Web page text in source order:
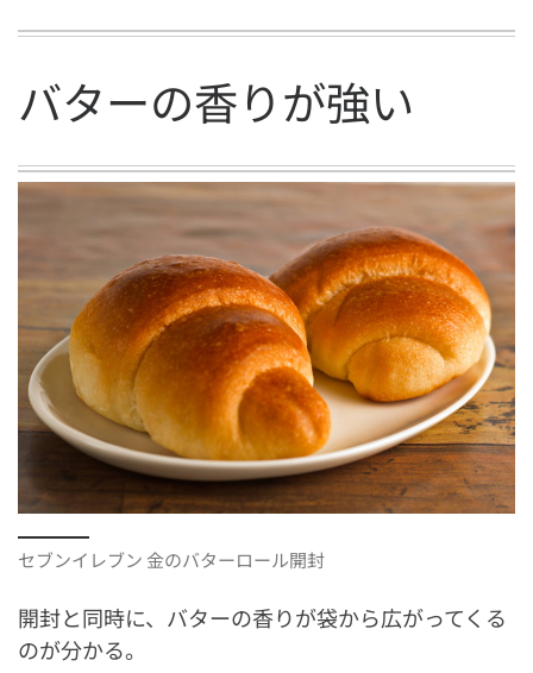
バターの香りが強い
セブンイレブン 金のバターロール開封
開封と同時に、バターの香りが袋から広がってくる
のが分かる。